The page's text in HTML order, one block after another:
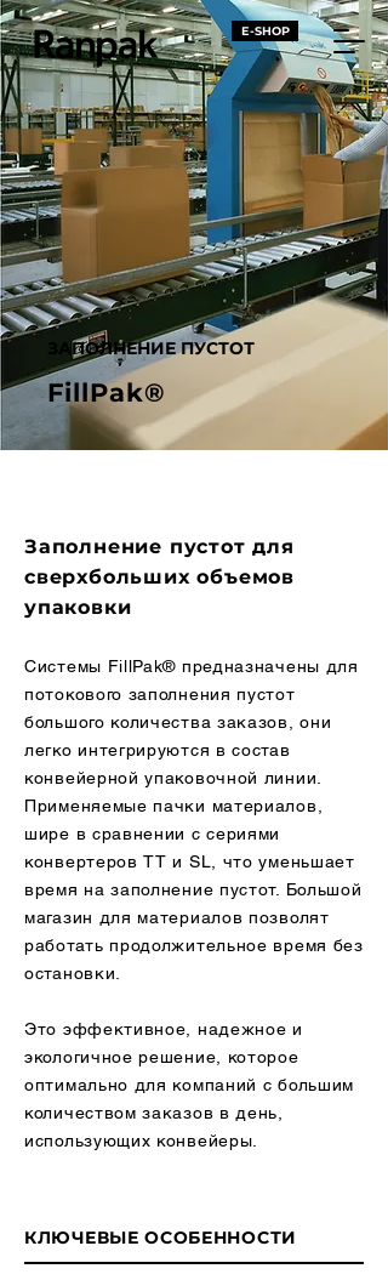
E-SHOP
ЗАПОЛНЕНИЕ ПУСТОТ
FillPak®
Заполнение пустот для
сверхбольших объемов
упаковки
Системы FillPak® предназначены для
потокового заполнения пустот
большого количества заказов, они
легко интегрируются в состав
конвейерной упаковочной линии.
Применяемые пачки материалов,
шире в сравнении с сериями
конвертеров TT и SL, что уменьшает
время на заполнение пустот. Большой
магазин для материалов позволят
работать продолжительное время без
остановки.
Это эффективное, надежное и
экологичное решение, которое
оптимально для компаний с большим
количеством заказов в день,
использующих конвейеры.
КЛЮЧЕВЫЕ ОСОБЕННОСТИ